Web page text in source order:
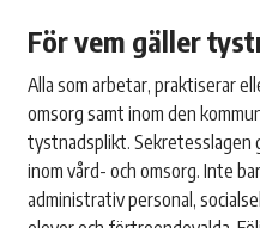
För vem gäller
Alla som arbetar, praktiserar
omsorg samt inom den
tystnadsplikt. Sekretesslagen
inom vård- och omsorg. Inte
administrativ personal,